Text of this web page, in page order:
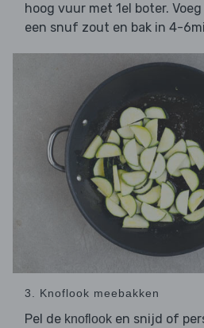
hoog vuur met 1el boter.
een snuf zout en bak in 4-
3. Knoflook meebakken
Pel de knoflook en snijd of